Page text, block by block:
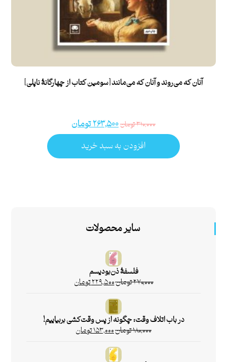
آنان که می‌روند و آنان که می‌مانند [سومین کتاب از چهارگانۀ ناپلی]
۳۱۰,۰۰۰تومان۲۶۳,۵۰۰تومان
افزودن به سبد خرید
سایر محصولات
فلسفۀ ذن‌بودیسم
۲۷۰,۰۰۰تومان۲۲۹,۵۰۰تومان
در باب اتلاف وقت: چگونه از پس وقت‌کشی بربیاییم!
۱۸۰,۰۰۰تومان۱۵۳,۰۰۰تومان